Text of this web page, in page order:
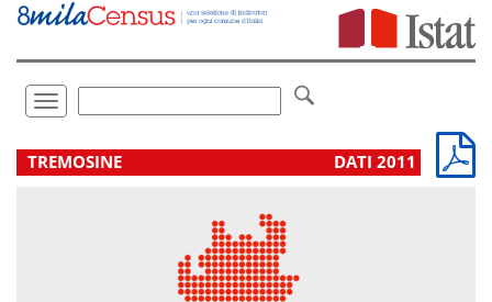
Vai
direttamente
Toggle
navigation
.
TREMOSINE DATI 2011